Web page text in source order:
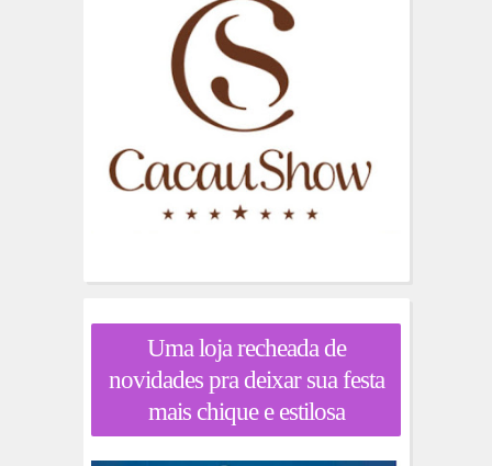
Uma loja recheada de
novidades pra deixar sua festa
mais chique e estilosa